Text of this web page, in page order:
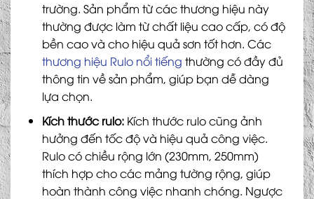
trường. Sản phẩm từ các thương hiệu này
thường được làm từ chất liệu cao cấp, có độ
bền cao và cho hiệu quả sơn tốt hơn. Các
thương hiệu Rulo nổi tiếng thường có đầy đủ
thông tin về sản phẩm, giúp bạn dễ dàng
lựa chọn.
Kích thước rulo:Kích thước rulo cũng ảnh
hưởng đến tốc độ và hiệu quả công việc.
Rulo có chiều rộng lớn (230mm, 250mm)
thích hợp cho các mảng tường rộng, giúp
hoàn thành công việc nhanh chóng. Ngược